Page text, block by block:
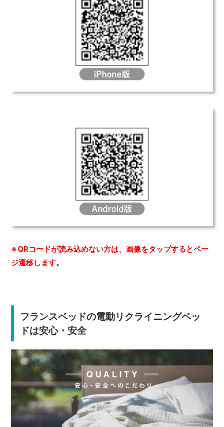
※QRコードが読み込めない方は、画像をタップするとペー
ジ遷移します。
フランスベッドの電動リクライニングベッ
ドは安心・安全